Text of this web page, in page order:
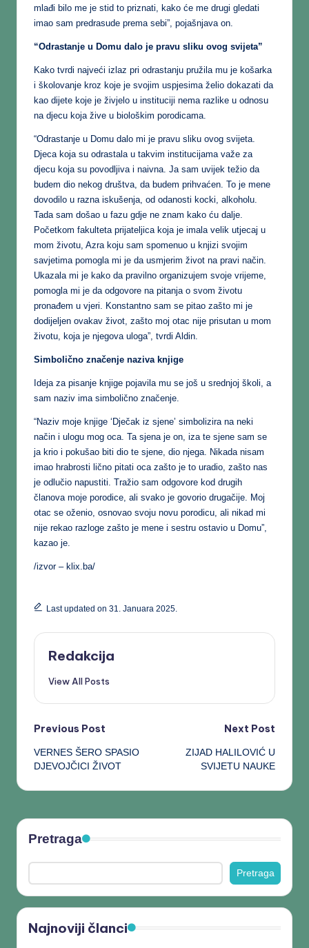
mlađi bilo me je stid to priznati, kako će me drugi gledati
imao sam predrasude prema sebi”, pojašnjava on.
“Odrastanje u Domu dalo je pravu sliku ovog svijeta”
Kako tvrdi najveći izlaz pri odrastanju pružila mu je košarka
i školovanje kroz koje je svojim uspjesima želio dokazati da
kao dijete koje je živjelo u instituciji nema razlike u odnosu
na djecu koja žive u biološkim porodicama.
“Odrastanje u Domu dalo mi je pravu sliku ovog svijeta.
Djeca koja su odrastala u takvim institucijama važe za
djecu koja su povodljiva i naivna. Ja sam uvijek težio da
budem dio nekog društva, da budem prihvaćen. To je mene
dovodilo u razna iskušenja, od odanosti kocki, alkoholu.
Tada sam došao u fazu gdje ne znam kako ću dalje.
Početkom fakulteta prijateljica koja je imala velik utjecaj u
mom životu, Azra koju sam spomenuo u knjizi svojim
savjetima pomogla mi je da usmjerim život na pravi način.
Ukazala mi je kako da pravilno organizujem svoje vrijeme,
pomogla mi je da odgovore na pitanja o svom životu
pronađem u vjeri. Konstantno sam se pitao zašto mi je
dodijeljen ovakav život, zašto moj otac nije prisutan u mom
životu, koja je njegova uloga”, tvrdi Aldin.
Simbolično značenje naziva knjige
Ideja za pisanje knjige pojavila mu se još u srednjoj školi, a
sam naziv ima simbolično značenje.
“Naziv moje knjige ‘Dječak iz sjene’ simbolizira na neki
način i ulogu mog oca. Ta sjena je on, iza te sjene sam se
ja krio i pokušao biti dio te sjene, dio njega. Nikada nisam
imao hrabrosti lično pitati oca zašto je to uradio, zašto nas
je odlučio napustiti. Tražio sam odgovore kod drugih
članova moje porodice, ali svako je govorio drugačije. Moj
otac se oženio, osnovao svoju novu porodicu, ali nikad mi
nije rekao razloge zašto je mene i sestru ostavio u Domu”,
kazao je.
/izvor – klix.ba/
Last updated on 31. Januara 2025.
Redakcija
View All Posts
Previous Post
VERNES ŠERO SPASIO
DJEVOJČICI ŽIVOT
Next Post
ZIJAD HALILOVIĆ U
SVIJETU NAUKE
Pretraga
Pretraga
Najnoviji članci